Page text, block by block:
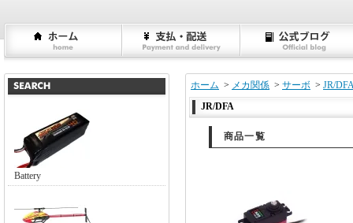
Battery
ホーム > メカ関係 > サーボ > JR/
JR/DFA
商品一覧